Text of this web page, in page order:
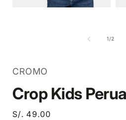
1/de
2
CROMO
Crop Kids
Precio
S/. 49.00